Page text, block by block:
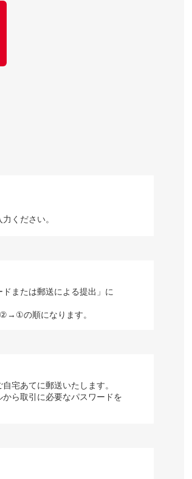
ください。
または郵送による提出」に
の順になります。
宅あてに郵送いたします。
ら取引に必要なパスワードを